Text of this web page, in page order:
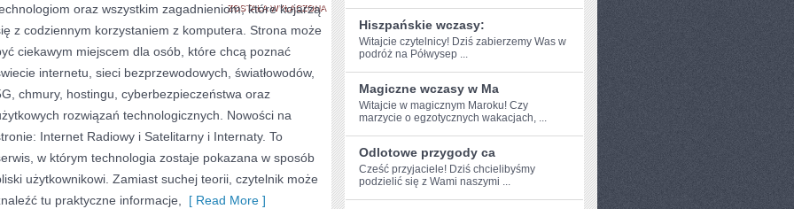
W
SIECI
ZOSTAŁA WYŁĄCZONA
oraz wszystkim zagadnieniom, które kojarzą
z codziennym korzystaniem z komputera. Strona może
ciekawym miejscem dla osób, które chcą poznać
internetu, sieci bezprzewodowych, światłowodów,
chmury, hostingu, cyberbezpieczeństwa oraz
rozwiązań technologicznych. Nowości na
Internet Radiowy i Satelitarny i Internaty. To
w którym technologia zostaje pokazana w sposób
użytkownikowi. Zamiast suchej teorii, czytelnik może
tu praktyczne informacje,
[ Read More ]
Hiszpańskie wczasy:
Witajcie czytelnicy! Dziś zabierzemy Was w‌
podróż ‌na Półwysep ...
Magiczne wczasy w Ma
Witajcie w ⁤magicznym⁣ Maroku! Czy
marzycie o egzotycznych‌ wakacjach, ...
Odlotowe przygody ca
Cześć⁢ przyjaciele! Dziś chcielibyśmy
podzielić się z Wami naszymi ...